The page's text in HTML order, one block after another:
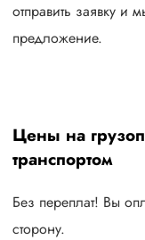
отправить заявку и
предложение.
Цены на
транспортом
Без переплат! Вы
сторону.